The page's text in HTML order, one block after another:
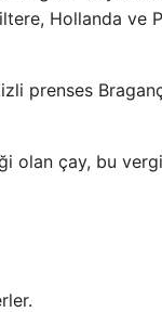
Hollanda ve
prenses
olan çay, bu